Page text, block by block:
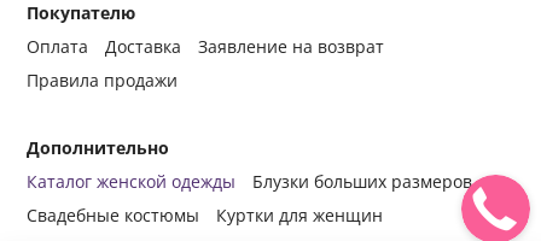
Покупателю
Оплата
Доставка
Заявление на возврат
Правила продажи
Дополнительно
Каталог женской одежды
Блузки больших размеров
Свадебные костюмы
Куртки для женщин